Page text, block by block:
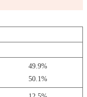
49.9%
50.1%